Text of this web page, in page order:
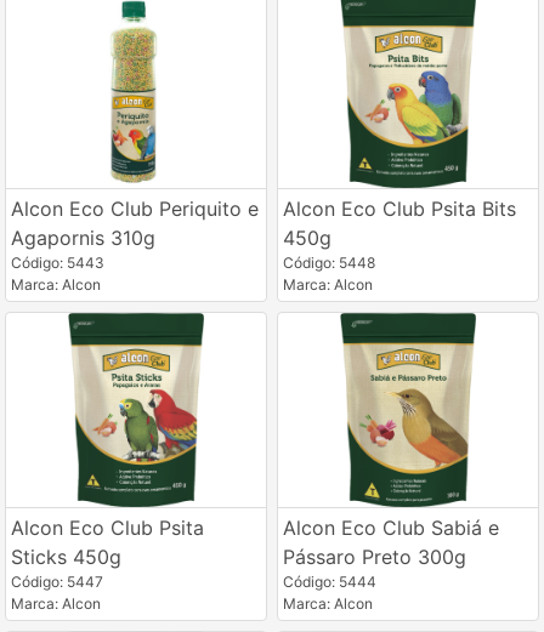
Alcon Eco Club Periquito e
Agapornis 310g
Código: 5443
Marca: Alcon
Alcon Eco Club Psita Bits
450g
Código: 5448
Marca: Alcon
Alcon Eco Club Psita
Sticks 450g
Código: 5447
Marca: Alcon
Alcon Eco Club Sabiá e
Pássaro Preto 300g
Código: 5444
Marca: Alcon